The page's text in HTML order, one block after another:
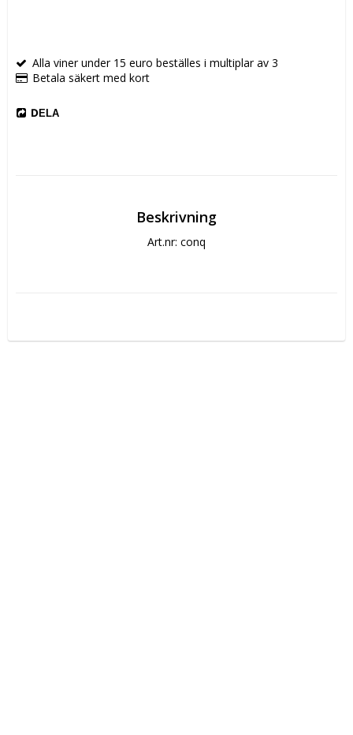
Alla viner under 15 euro beställes i multiplar av 3
Betala säkert med kort
DELA
Beskrivning
Art.nr: conq